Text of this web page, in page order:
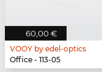
60,00 €
VOOY by edel-optics
Office - 113-05